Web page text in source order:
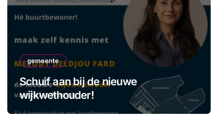
gemeente
Schuif aan bij de nieuwe
wijkwethouder!